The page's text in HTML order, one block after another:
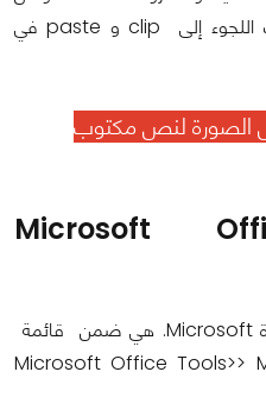
للأنتهاء من العمل سريعا، يمكنك اللجوء إلى clip و paste في
Microsoft
أداة أخرى تستخدم بقلة داخل أسرة Microsoft. هي ضمن قائمة
Microsoft Office Tools>>